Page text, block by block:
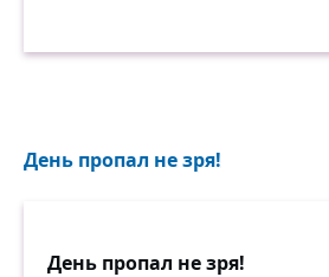
День пропал не зря!
День пропал не зря!